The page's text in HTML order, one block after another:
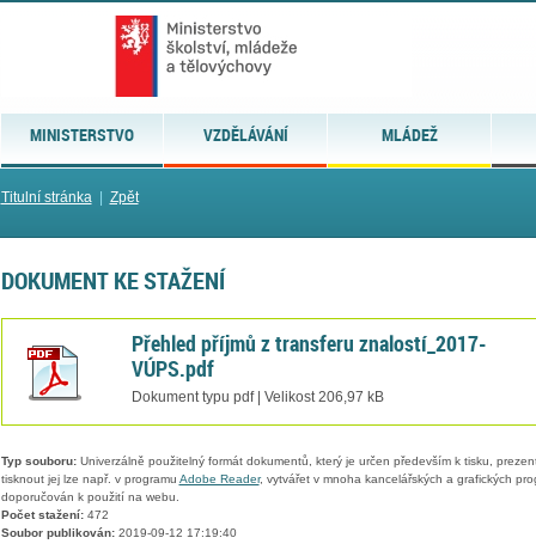
MINISTERSTVO VZDĚLÁVÁNÍ MLÁDEŽ
Titulní stránka| Zpět
DOKUMENT KE STAŽENÍ
Přehled příjmů z transferu znalostí_2017-
VÚPS.pdf
Dokument typu pdf | Velikost 206,97 kB
Typ souboru:Univerzálně použitelný formát dokumentů, který je určen především k tisku,
tisknout jej lze např. v programu Adobe Reader, vytvářet v mnoha kancelářských a grafických
doporučován k použití na webu.
Počet stažení:472
Soubor publikován:2019-09-12 17:19:40